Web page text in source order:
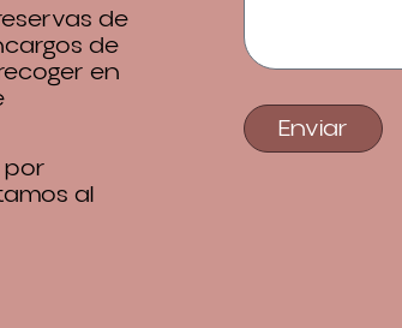
de
de
en
por
al
Enviar